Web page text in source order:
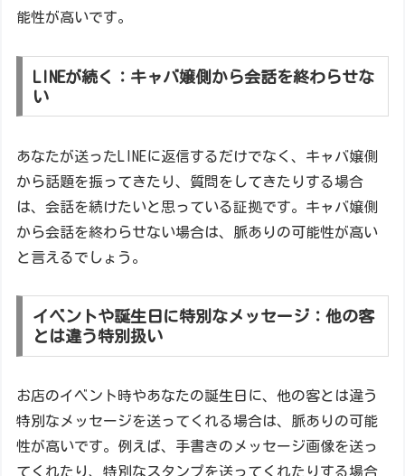
能性が高いです。
LINEが続く：キャバ嬢側から会話を終わらせな
い
あなたが送ったLINEに返信するだけでなく、キャバ嬢側
から話題を振ってきたり、質問をしてきたりする場合
は、会話を続けたいと思っている証拠です。キャバ嬢側
から会話を終わらせない場合は、脈ありの可能性が高い
と言えるでしょう。
イベントや誕生日に特別なメッセージ：他の客
とは違う特別扱い
お店のイベント時やあなたの誕生日に、他の客とは違う
特別なメッセージを送ってくれる場合は、脈ありの可能
性が高いです。例えば、手書きのメッセージ画像を送っ
てくれたり、特別なスタンプを送ってくれたりする場合